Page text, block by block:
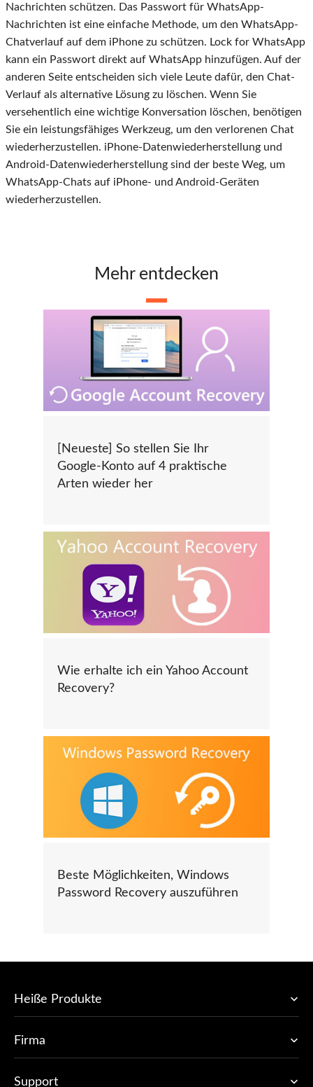
Nachrichten schützen. Das Passwort für WhatsApp-
Nachrichten ist eine einfache Methode, um den WhatsApp-
Chatverlauf auf dem iPhone zu schützen. Lock for WhatsApp
kann ein Passwort direkt auf WhatsApp hinzufügen. Auf der
anderen Seite entscheiden sich viele Leute dafür, den Chat-
Verlauf als alternative Lösung zu löschen. Wenn Sie
versehentlich eine wichtige Konversation löschen, benötigen
Sie ein leistungsfähiges Werkzeug, um den verlorenen Chat
wiederherzustellen. iPhone-Datenwiederherstellung und
Android-Datenwiederherstellung sind der beste Weg, um
WhatsApp-Chats auf iPhone- und Android-Geräten
wiederherzustellen.
Mehr entdecken
[Neueste] So stellen Sie Ihr
Google-Konto auf 4 praktische
Arten wieder her
Wie erhalte ich ein Yahoo Account
Recovery?
Beste Möglichkeiten, Windows
Password Recovery auszuführen
Heiße Produkte
Firma
Support